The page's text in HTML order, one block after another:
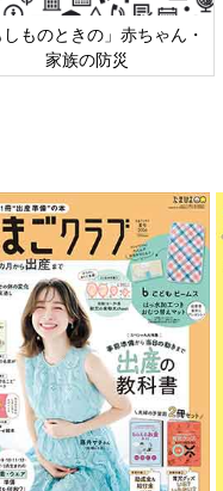
ューボタンカーディガ
愛らしいですよね♪ ボタ
ゃん・
日本外来小児科